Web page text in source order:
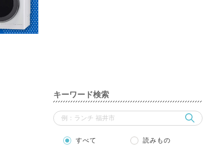
キーワード検索
すべて 読みもの